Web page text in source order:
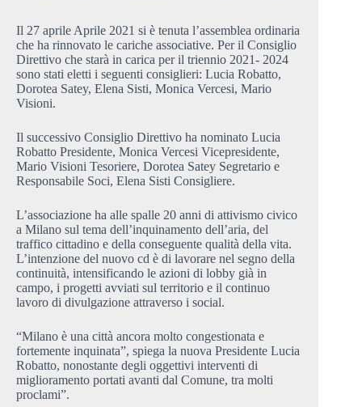
Il 27 aprile Aprile 2021 si è tenuta l’assemblea ordinaria
che ha rinnovato le cariche associative. Per il Consiglio
Direttivo che starà in carica per il triennio 2021- 2024
sono stati eletti i seguenti consiglieri: Lucia Robatto,
Dorotea Satey, Elena Sisti, Monica Vercesi, Mario
Visioni.
Il successivo Consiglio Direttivo ha nominato Lucia
Robatto Presidente, Monica Vercesi Vicepresidente,
Mario Visioni Tesoriere, Dorotea Satey Segretario e
Responsabile Soci, Elena Sisti Consigliere.
L’associazione ha alle spalle 20 anni di attivismo civico
a Milano sul tema dell’inquinamento dell’aria, del
traffico cittadino e della conseguente qualità della vita.
L’intenzione del nuovo cd è di lavorare nel segno della
continuità, intensificando le azioni di lobby già in
campo, i progetti avviati sul territorio e il continuo
lavoro di divulgazione attraverso i social.
“Milano è una città ancora molto congestionata e
fortemente inquinata”, spiega la nuova Presidente Lucia
Robatto, nonostante degli oggettivi interventi di
miglioramento portati avanti dal Comune, tra molti
proclami”.